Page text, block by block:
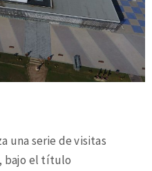
una serie de visitas
bajo el título